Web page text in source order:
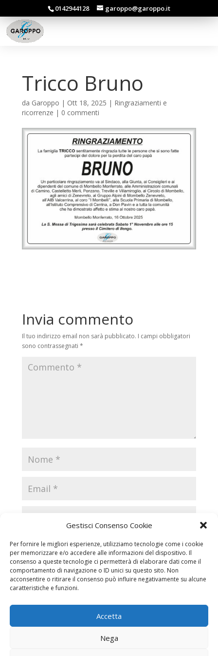
Gestisci Consenso Cookie
Per fornire le migliori esperienze, utilizziamo tecnologie come i cookie
per memorizzare e/o accedere alle informazioni del dispositivo. Il
consenso a queste tecnologie ci permetterà di elaborare dati come il
comportamento di navigazione o ID unici su questo sito. Non
acconsentire o ritirare il consenso può influire negativamente su alcune
caratteristiche e funzioni.
Accetta
Nega
0142944128 garoppo@garoppo.it
Tricco Bruno
da Garoppo | Ott 18, 2025 | Ringraziamenti e
ricorrenze | 0 commenti
Invia commento
Il tuo indirizzo email non sarà pubblicato. I campi obbligatori
sono contrassegnati *
Necrologi Casale Monferrato
Necrologi Piemonte